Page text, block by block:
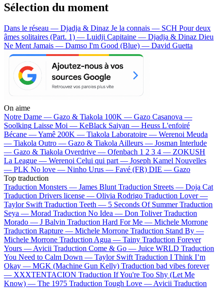
Sélection du moment
Dans le réseau — Djadja & Dinaz Je la connais — SCH Pour deux
âmes solitaires (Part. 1) — Luidji Capitaine — Djadja & Dinaz Dieu
Ne Ment Jamais — Damso I'm Good (Blue) — David Guetta
On aime
Notre Dame — Gazo & Tiakola 100K — Gazo Casanova —
Soolking Laisse Moi — KeBlack Saiyan — Heuss L'enfoiré
Bécane —Yamê 200K — Tiakola Laboratoire — Werenoi Meuda
— Tiakola Outro — Gazo & Tiakola Ailleurs — Josman Interlude
— Gazo & Tiakola Overdrive — Ofenbach 1 2 3 4 — ZOKUSH
La League — Werenoi Celui qui part — Joseph Kamel Nouvelles
— PLK No love — Ninho Urus — Favé (FR) DIE — Gazo
Top traduction
Traduction Monsters — James Blunt Traduction Streets — Doja Cat
Traduction Drivers license — Olivia Rodrigo Traduction Lover —
Taylor Swift Traduction Teeth — 5 Seconds Of Summer Traduction
Seya — Morad Traduction No Idea — Don Toliver Traduction
Morado — J Balvin Traduction Hard For Me — Michele Morrone
Traduction Rapture — Michele Morrone Traduction Stand By —
Michele Morrone Traduction Agua — Tainy Traduction Forever
Yours — Avicii Traduction Come & Go — Juice WRLD Traduction
You Need to Calm Down — Taylor Swift Traduction I Think I’m
Okay — MGK (Machine Gun Kelly) Traduction bad vibes forever
— XXXTENTACION Traduction If You're Too Shy (Let Me
Know) — The 1975 Traduction Tough Love — Avicii Traduction